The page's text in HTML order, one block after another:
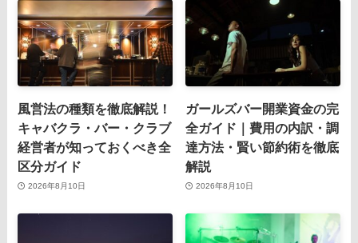
風営法の種類を徹底解説！
キャバクラ・バー・クラブ
経営者が知っておくべき全
区分ガイド
2026年8月10日
ガールズバー開業資金の完
全ガイド｜費用の内訳・調
達方法・賢い節約術を徹底
解説
2026年8月10日